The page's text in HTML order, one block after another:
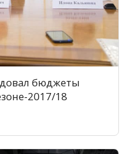
бюджеты
2017/18